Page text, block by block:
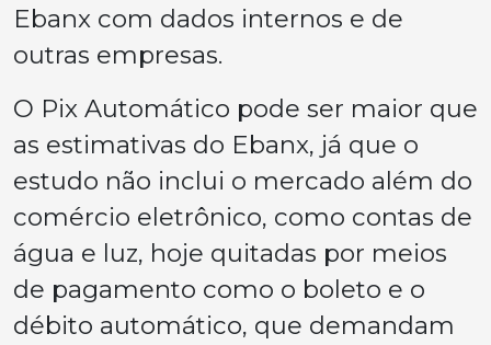
Ebanx com dados internos e de
outras empresas.
O Pix Automático pode ser maior que
as estimativas do Ebanx, já que o
estudo não inclui o mercado além do
comércio eletrônico, como contas de
água e luz, hoje quitadas por meios
de pagamento como o boleto e o
débito automático, que demandam